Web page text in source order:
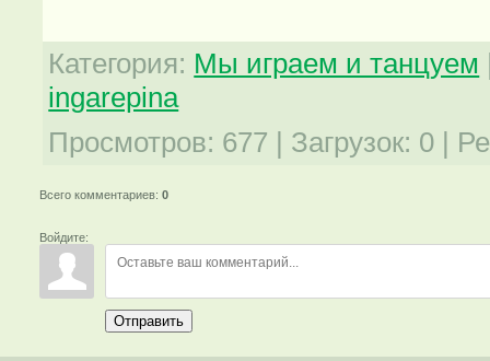
Категория: Мы играем и танцуем
ingarepina
Просмотров: 677 | Загрузок: 0 |
Всего комментариев:0
Войдите:
Отправить